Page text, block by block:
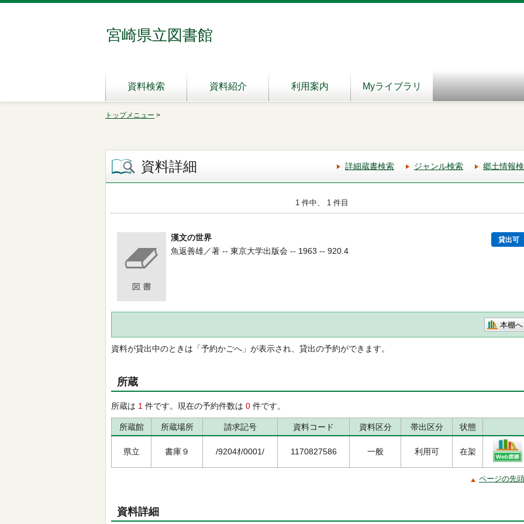
宮崎県立図書館
資料検索 資料紹介 利用案内 Myライブラリ
トップメニュー >
資料詳細 詳細蔵書検索 ジャンル検索 郷土情報
1 件中、 1 件目
漢文の世界 貸出可
魚返善雄／著 -- 東京大学出版会 -- 1963 -- 920.4
本棚へ
資料が貸出中のときは「予約かごへ」が表示され、貸出の予約ができます。
所蔵
所蔵は 1 件です。現在の予約件数は 0 件です。
所蔵館 所蔵場所 請求記号 資料コード 資料区分 帯出区分 状態
県立 書庫９ /9204ｵ/0001/ 1170827586 一般 利用可 在架
ページの先
資料詳細